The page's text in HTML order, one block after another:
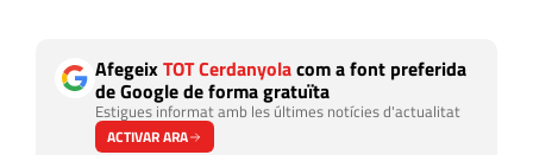
AfegeixTOT Cerdanyolacom a font preferida
de Google de forma gratuïta
Estigues informat amb les últimes notícies d'actualitat
ACTIVAR ARA